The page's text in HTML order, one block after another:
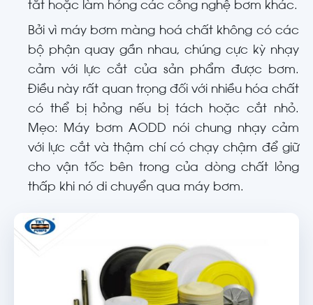
tắt hoặc làm hỏng các công nghệ bơm khác.
Bởi vì máy bơm màng hoá chất không có các
bộ phận quay gần nhau, chúng cực kỳ nhạy
cảm với lực cắt của sản phẩm được bơm.
Điều này rất quan trọng đối với nhiều hóa chất
có thể bị hỏng nếu bị tách hoặc cắt nhỏ.
Mẹo: Máy bơm AODD nói chung nhạy cảm
với lực cắt và thậm chí có chạy chậm để giữ
cho vận tốc bên trong của dòng chất lỏng
thấp khi nó di chuyển qua máy bơm.